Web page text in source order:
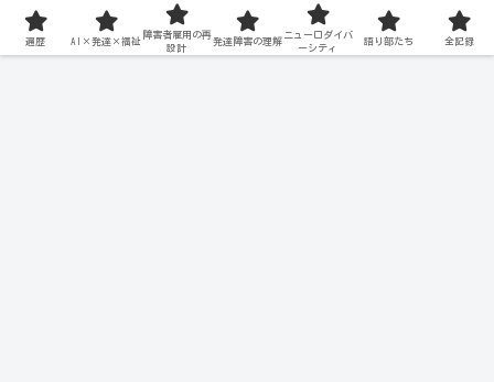
遍歴 AI×発達×福祉
障害者雇用の再
設計
発達障害の理解
ニューロダイバ
ーシティ
語り部たち 全記録